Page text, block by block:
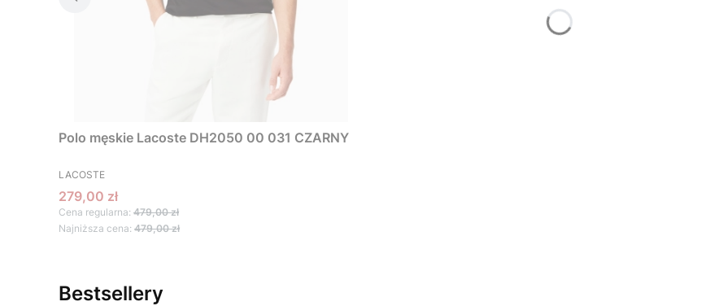
Polo męskie Lacoste DH2050 00 031 CZARNY
PRODUCENT
LACOSTE
Cena promocyjna
279,00 zł
Cena regularna: 479,00 zł
Najniższa cena: 479,00 zł
Bestsellery